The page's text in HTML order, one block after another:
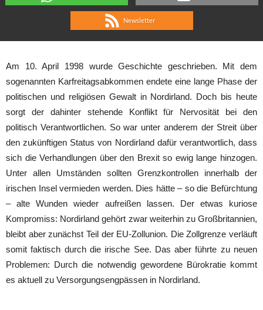
Newsletter
Am 10. April 1998 wurde Geschichte geschrieben. Mit dem
sogenannten Karfreitagsabkommen endete eine lange Phase der
politischen und religiösen Gewalt in Nordirland. Doch bis heute
sorgt der dahinter stehende Konflikt für Nervosität bei den
politisch Verantwortlichen. So war unter anderem der Streit über
den zukünftigen Status von Nordirland dafür verantwortlich, dass
sich die Verhandlungen über den Brexit so ewig lange hinzogen.
Unter allen Umständen sollten Grenzkontrollen innerhalb der
irischen Insel vermieden werden. Dies hätte – so die Befürchtung
– alte Wunden wieder aufreißen lassen. Der etwas kuriose
Kompromiss: Nordirland gehört zwar weiterhin zu Großbritannien,
bleibt aber zunächst Teil der EU-Zollunion. Die Zollgrenze verläuft
somit faktisch durch die irische See. Das aber führte zu neuen
Problemen: Durch die notwendig gewordene Bürokratie kommt
es aktuell zu Versorgungsengpässen in Nordirland.